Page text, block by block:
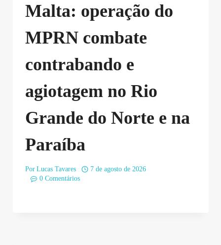
Malta: operação do
MPRN combate
contrabando e
agiotagem no Rio
Grande do Norte e na
Paraíba
Por Lucas Tavares
7 de agosto de 2026
0 Comentários